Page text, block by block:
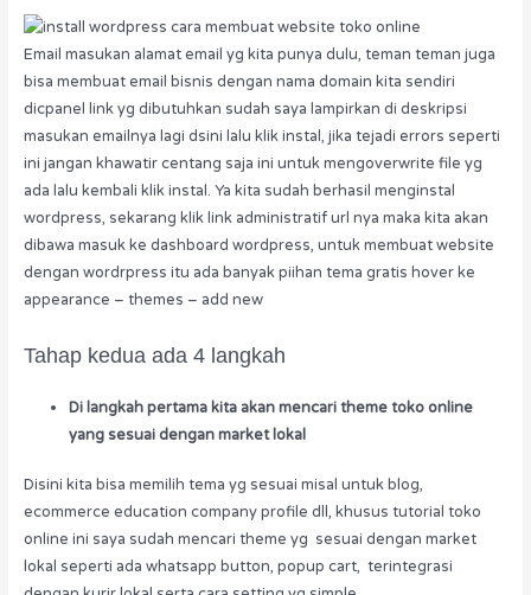
Email masukan alamat email yg kita punya dulu, teman teman juga
bisa membuat email bisnis dengan nama domain kita sendiri
dicpanel link yg dibutuhkan sudah saya lampirkan di deskripsi
masukan emailnya lagi dsini lalu klik instal, jika tejadi errors seperti
ini jangan khawatir centang saja ini untuk mengoverwrite file yg
ada lalu kembali klik instal. Ya kita sudah berhasil menginstal
wordpress, sekarang klik link administratif url nya maka kita akan
dibawa masuk ke dashboard wordpress, untuk membuat website
dengan wordrpress itu ada banyak piihan tema gratis hover ke
appearance – themes – add new
Tahap kedua ada 4 langkah
Di langkah pertama kita akan mencari theme toko online
yang sesuai dengan market lokal
Disini kita bisa memilih tema yg sesuai misal untuk blog,
ecommerce education company profile dll, khusus tutorial toko
online ini saya sudah mencari theme yg sesuai dengan market
lokal seperti ada whatsapp button, popup cart, terintegrasi